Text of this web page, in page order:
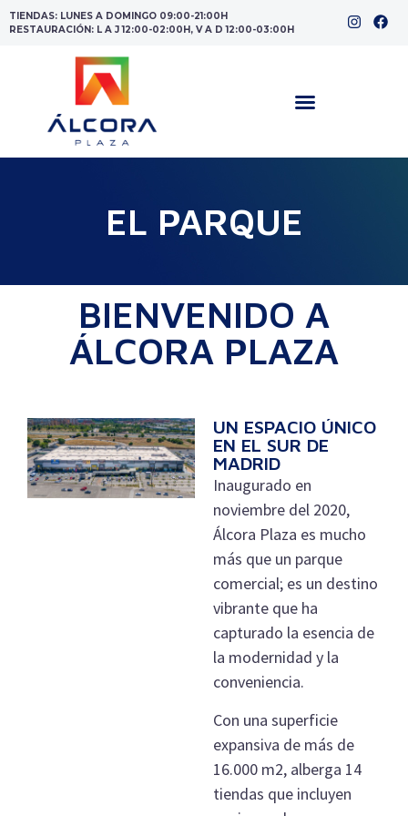
TIENDAS: LUNES A DOMINGO 09:00-21:00H
RESTAURACIÓN: L A J 12:00-02:00H, V A D 12:00-03:00H
EL PARQUE
BIENVENIDO A
ÁLCORA PLAZA
UN ESPACIO ÚNICO
EN EL SUR DE
MADRID
Inaugurado en
noviembre del 2020,
Álcora Plaza es mucho
más que un parque
comercial; es un destino
vibrante que ha
capturado la esencia de
la modernidad y la
conveniencia.
Con una superficie
expansiva de más de
16.000 m2, alberga 14
tiendas que incluyen